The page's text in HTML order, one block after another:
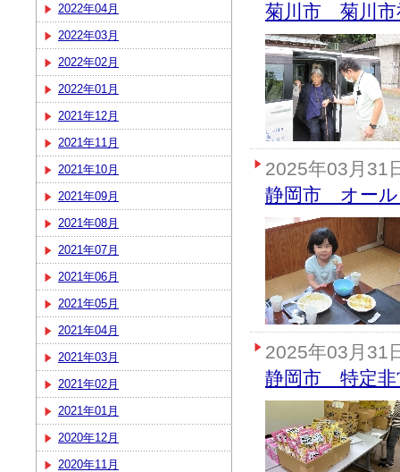
2022年04月
2022年03月
2022年02月
2022年01月
2021年12月
2021年11月
2021年10月
2021年09月
2021年08月
2021年07月
2021年06月
2021年05月
2021年04月
2021年03月
2021年02月
2021年01月
2020年12月
2020年11月
菊川市 菊川市
2025年03月31
静岡市 オール
2025年03月31
静岡市 特定非